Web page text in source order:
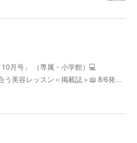
月号」 （専属・小学館）💻
う美容レッスン＜掲載誌＞📖 8/6発…